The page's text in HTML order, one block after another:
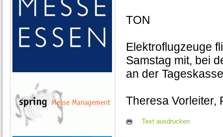
TON
Elektroflugzeuge
Samstag mit, bei
an der
Theresa Vorleiter,
Text ausdrucken